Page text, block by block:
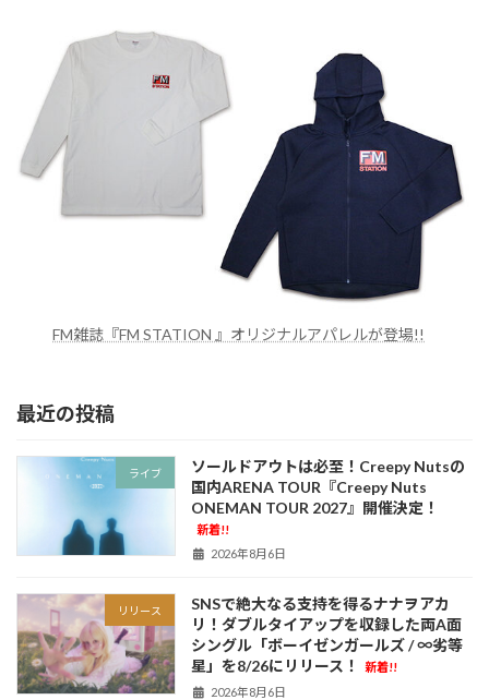
FM雑誌『FM STATION 』オリジナルアパレルが登場!!
最近の投稿
ライブ
ソールドアウトは必至！Creepy Nutsの
国内ARENA TOUR『Creepy Nuts
ONEMAN TOUR 2027』開催決定！
新着!!
2026年8月6日
リリース
SNSで絶大なる支持を得るナナヲアカ
リ！ダブルタイアップを収録した両A面
シングル「ボーイゼンガールズ / ∞劣等
星」を8/26にリリース！
新着!!
2026年8月6日